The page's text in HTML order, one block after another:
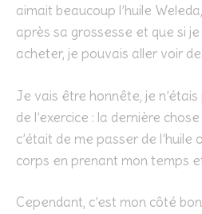
aimait beaucoup l’huile
après sa grossesse et que si
acheter, je pouvais aller voir
Je vais être honnête, je
de l’exercice : la dernière
c’était de me passer de l’huile
corps en prenant mon temps
Cependant, c’est mon côté